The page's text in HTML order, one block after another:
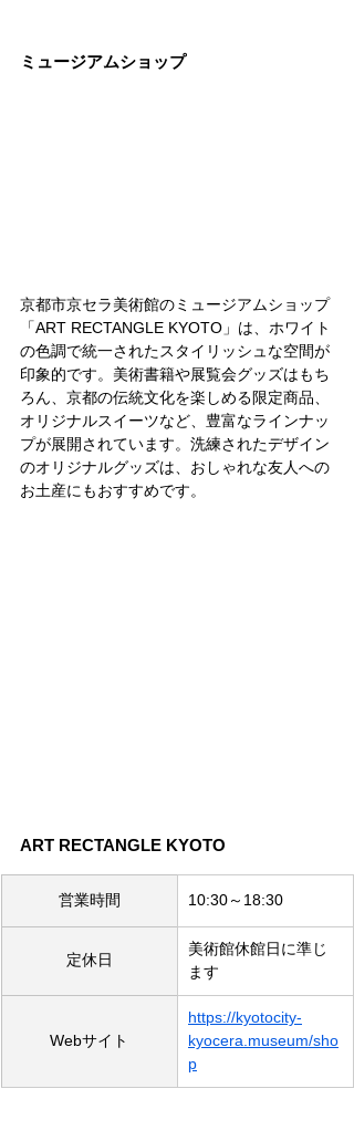
ミュージアムショップ
京都市京セラ美術館のミュージアムショップ
「ART RECTANGLE KYOTO」は、ホワイト
の色調で統一されたスタイリッシュな空間が
印象的です。美術書籍や展覧会グッズはもち
ろん、京都の伝統文化を楽しめる限定商品、
オリジナルスイーツなど、豊富なラインナッ
プが展開されています。洗練されたデザイン
のオリジナルグッズは、おしゃれな友人への
お土産にもおすすめです。
ART RECTANGLE KYOTO
営業時間 10:30～18:30
定休日
美術館休館日に準じ
ます
Webサイト
https://kyotocity-
kyocera.museum/sho
p